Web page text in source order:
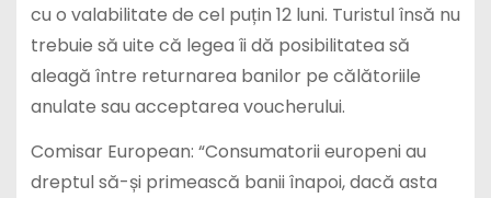
cu o valabilitate de cel puțin 12 luni. Turistul însă nu
trebuie să uite că legea îi dă posibilitatea să
aleagă între returnarea banilor pe călătoriile
anulate sau acceptarea voucherului.
Comisar European: “Consumatorii europeni au
dreptul să-și primească banii înapoi, dacă asta